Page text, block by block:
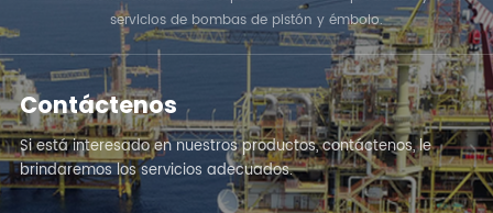
servicios de bombas de pistón y émbolo.
Contáctenos
Si está interesado en nuestros productos, contáctenos, le
brindaremos los servicios adecuados.